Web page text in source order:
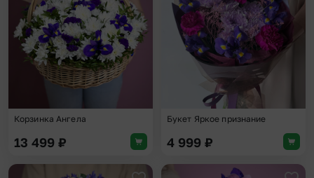
Корзинка Ангела
13 499 ₽
Букет Яркое признание
4 999 ₽